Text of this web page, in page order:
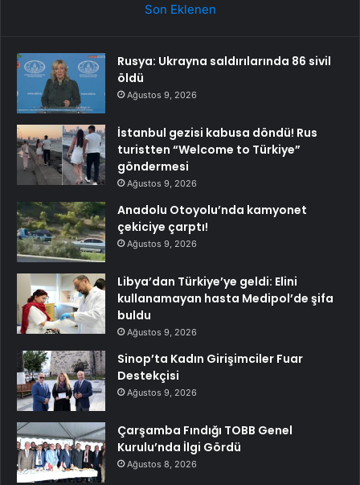
Son Eklenen
Rusya: Ukrayna saldırılarında 86 sivil
öldü
Ağustos 9, 2026
İstanbul gezisi kabusa döndü! Rus
turistten “Welcome to Türkiye”
göndermesi
Ağustos 9, 2026
Anadolu Otoyolu’nda kamyonet
çekiciye çarptı!
Ağustos 9, 2026
Libya’dan Türkiye’ye geldi: Elini
kullanamayan hasta Medipol’de şifa
buldu
Ağustos 9, 2026
Sinop’ta Kadın Girişimciler Fuar
Destekçisi
Ağustos 9, 2026
Çarşamba Fındığı TOBB Genel
Kurulu’nda İlgi Gördü
Ağustos 8, 2026